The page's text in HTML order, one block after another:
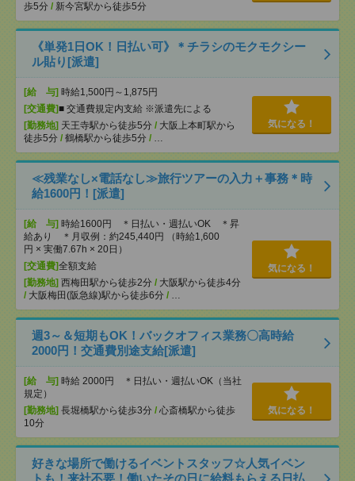
歩5分 / 新今宮駅から徒歩5分
《単発1日OK！日払い可》＊チラシのモクモクシー
ル貼り[派遣]
[給 与] 時給1,500円～1,875円
[交通費]■ 交通費規定内支給 ※派遣先による
[勤務地] 天王寺駅から徒歩5分 / 大阪上本町駅から
徒歩5分 / 鶴橋駅から徒歩5分 / …
気になる！
≪残業なし×電話なし≫旅行ツアーの入力＋事務＊時
給1600円！[派遣]
[給 与] 時給1600円 ＊日払い・週払いOK ＊昇
給あり ＊月収例：約245,440円 （時給1,600
円 × 実働7.67h × 20日）
[交通費]全額支給
[勤務地] 西梅田駅から徒歩2分 / 大阪駅から徒歩4分
/ 大阪梅田(阪急線)駅から徒歩6分 / …
気になる！
週3～＆短期もOK！バックオフィス業務〇高時給
2000円！交通費別途支給[派遣]
[給 与] 時給 2000円 ＊日払い・週払いOK（当社
規定）
[勤務地] 長堀橋駅から徒歩3分 / 心斎橋駅から徒歩
10分
気になる！
好きな場所で働けるイベントスタッフ☆人気イベン
トも！来社不要！働いたその日に給料もらえる日払